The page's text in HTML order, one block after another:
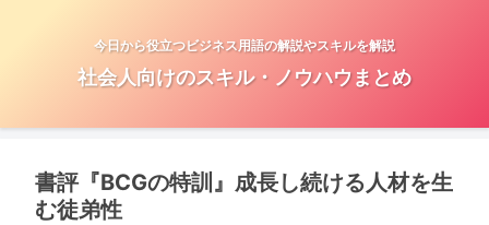
今日から役立つビジネス用語の解説やスキルを解説
社会人向けのスキル・ノウハウまとめ
書評『BCGの特訓』成長し続ける人材を生
む徒弟性